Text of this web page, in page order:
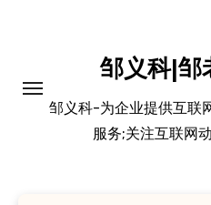
邹义科|邹
邹义科-为企业提供互联
服务;关注互联网